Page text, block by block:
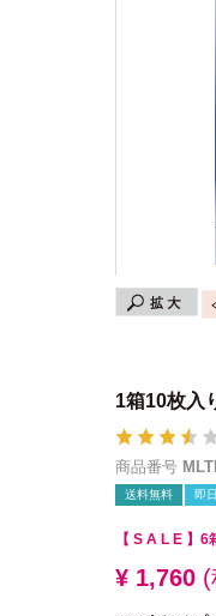
1箱10枚入
商品番号
送料無料 即
【 S A L E 】 6
¥ 1,760